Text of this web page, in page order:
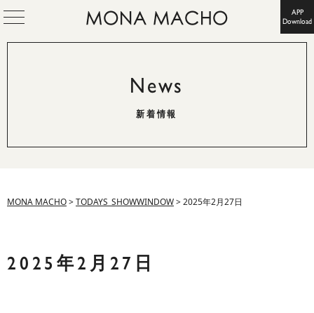
APP
Download
News
新着情報
MONA MACHO>TODAYS_SHOWWINDOW>2025年2月27日
2025年2月27日